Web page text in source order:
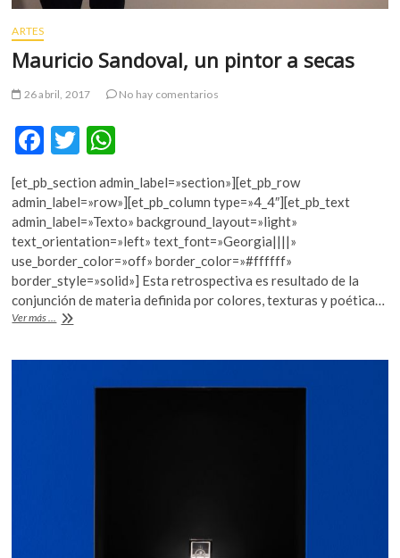
ARTES
Mauricio Sandoval, un pintor a secas
26 abril, 2017 No hay comentarios
F
e
b
o
o
k
T
itt
er
at
s
A
p
p
[et_pb_section admin_label=»section»][et_pb_row
admin_label=»row»][et_pb_column type=»4_4″][et_pb_text
admin_label=»Texto» background_layout=»light»
text_orientation=»left» text_font=»Georgia||||»
use_border_color=»off» border_color=»#ffffff»
border_style=»solid»] Esta retrospectiva es resultado de la
conjunción de materia definida por colores, texturas y poética…
Ver más ...
Mauricio